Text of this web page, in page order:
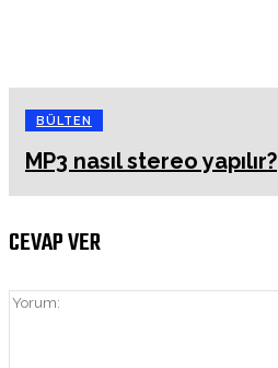
BÜLTEN
MP3 nasıl stereo yapılır?
CEVAP VER